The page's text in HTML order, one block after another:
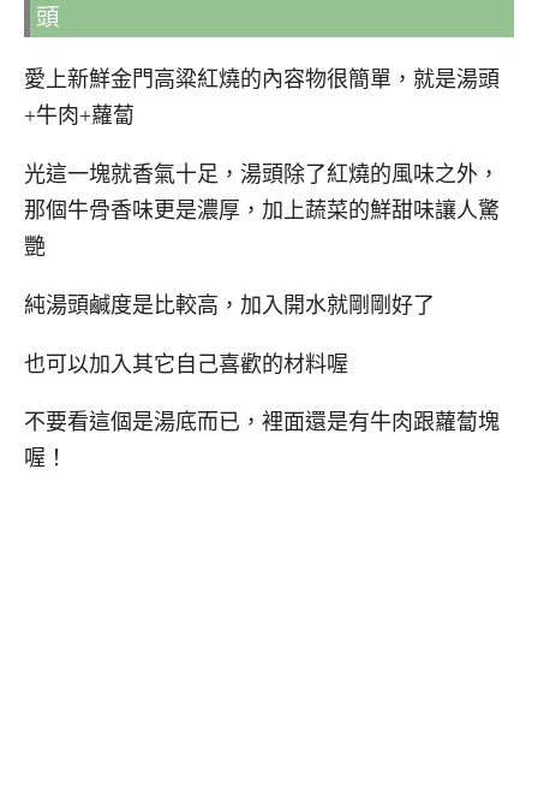
頭
愛上新鮮金門高粱紅燒的內容物很簡單，就是湯頭
+牛肉+蘿蔔
光這一塊就香氣十足，湯頭除了紅燒的風味之外，
那個牛骨香味更是濃厚，加上蔬菜的鮮甜味讓人驚
艷
純湯頭鹹度是比較高，加入開水就剛剛好了
也可以加入其它自己喜歡的材料喔
不要看這個是湯底而已，裡面還是有牛肉跟蘿蔔塊
喔！